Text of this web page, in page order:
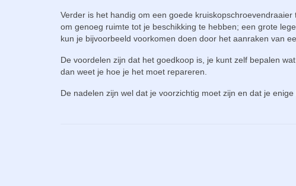
Verder is het handig om een goede
om genoeg ruimte tot je beschikking te hebben; een grote
kun je bijvoorbeeld voorkomen doen door het aanraken van
De voordelen zijn dat het goedkoop is, je kunt zelf bepalen
dan weet je hoe je het moet repareren.
De nadelen zijn wel dat je voorzichtig moet zijn en dat je